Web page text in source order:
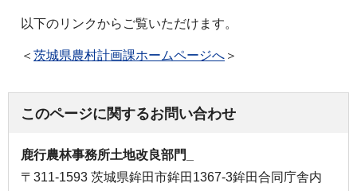
以下のリンクからご覧いただけます。
＜ 茨城県農村計画課ホームページへ ＞
このページに関するお問い合わせ
鹿行農林事務所土地改良部門_
〒311-1593 茨城県鉾田市鉾田1367-3鉾田合同庁舎内